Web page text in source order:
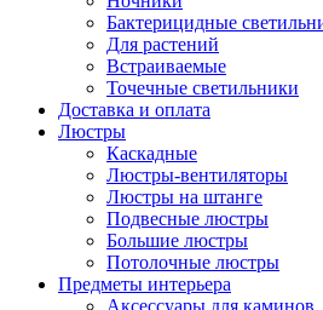
Бактерицидные
Для растений
Встраиваемые
Точечные светильники
Доставка и оплата
Люстры
Каскадные
Люстры-вентиляторы
Люстры на штанге
Подвесные люстры
Большие люстры
Потолочные люстры
Предметы интерьера
Аксессуары для каминов